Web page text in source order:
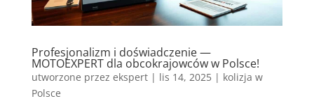
Profesjonalizm i doświadczenie —
MOTOEXPERT dla obcokrajowców w Polsce!
utworzone przez ekspert| lis 14, 2025| kolizja w
Polsce